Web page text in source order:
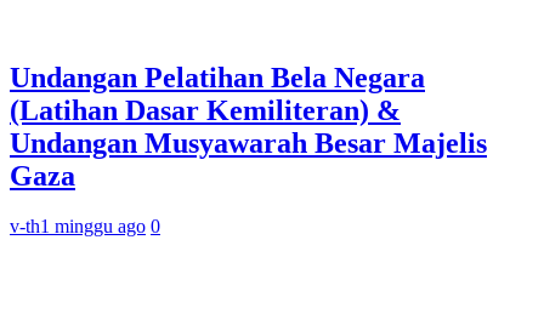
Undangan Pelatihan Bela Negara
(Latihan Dasar Kemiliteran) &
Undangan Musyawarah Besar Majelis
Gaza
v-th1 minggu ago 0